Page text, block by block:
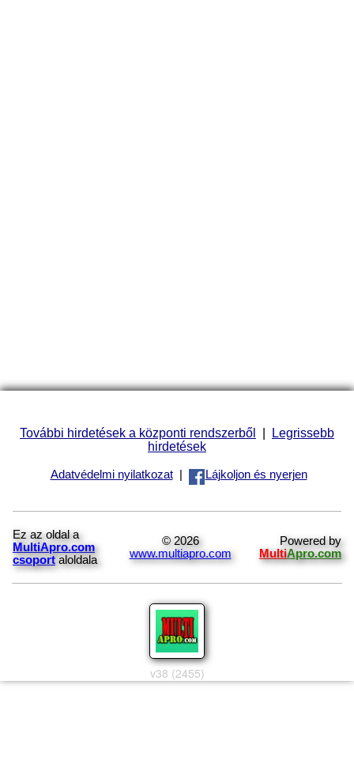
További hirdetések a központi rendszerből | Legrissebb
hirdetések
Adatvédelmi nyilatkozat| Lájkoljon és nyerjen
Ez az oldal a
MultiApro.com
csoport aloldala
© 2026
www.multiapro.com
Powered by
MultiApro.com
v38 (2455)